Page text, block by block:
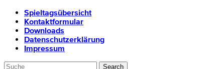
Spieltagsübersicht
Kontaktformular
Downloads
Datenschutzerklärung
Impressum